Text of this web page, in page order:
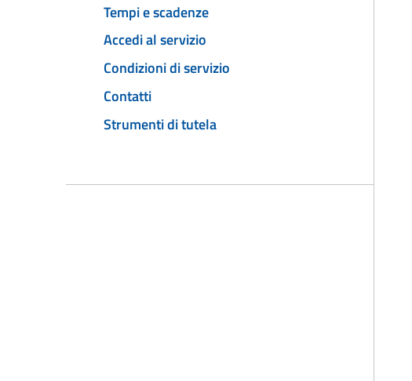
Tempi e scadenze
Accedi al servizio
Condizioni di servizio
Contatti
Strumenti di tutela